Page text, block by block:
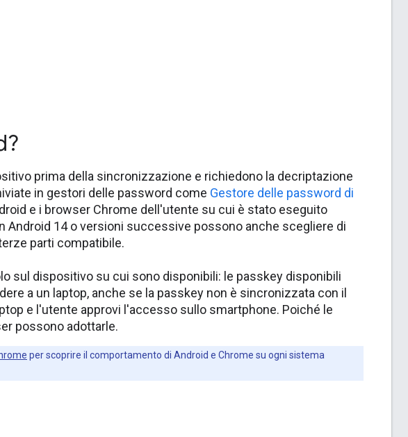
prima della sincronizzazione e richiedono la decriptazione
in gestori delle password come Gestore delle password di
e i browser Chrome dell'utente su cui è stato eseguito
Android 14 o versioni successive possono anche scegliere di
parti compatibile.
sul dispositivo su cui sono disponibili: le passkey disponibili
a un laptop, anche se la passkey non è sincronizzata con il
e l'utente approvi l'accesso sullo smartphone. Poiché le
possono adottarle.
per scoprire il comportamento di Android e Chrome su ogni sistema